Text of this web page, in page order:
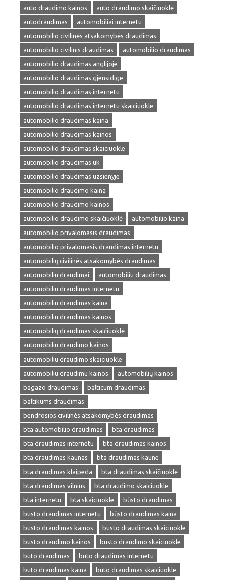
auto draudimo kainos
auto draudimo skaičiuoklė
autodraudimas
automobiliai internetu
automobilio civilinės atsakomybės draudimas
automobilio civilinis draudimas
automobilio draudimas
automobilio draudimas anglijoje
automobilio draudimas gjensidige
automobilio draudimas internetu
automobilio draudimas internetu skaiciuokle
automobilio draudimas kaina
automobilio draudimas kainos
automobilio draudimas skaiciuokle
automobilio draudimas uk
automobilio draudimas uzsienyje
automobilio draudimo kaina
automobilio draudimo kainos
automobilio draudimo skaičiuoklė
automobilio kaina
automobilio privalomasis draudimas
automobilio privalomasis draudimas internetu
automobilių civilinės atsakomybės draudimas
automobiliu draudimai
automobiliu draudimas
automobiliu draudimas internetu
automobiliu draudimas kaina
automobiliu draudimas kainos
automobilių draudimas skaičiuoklė
automobiliu draudimo kainos
automobiliu draudimo skaiciuokle
automobiliu draudimu kainos
automobilių kainos
bagazo draudimas
balticum draudimas
baltikums draudimas
bendrosios civilinės atsakomybės draudimas
bta automobilio draudimas
bta draudimas
bta draudimas internetu
bta draudimas kainos
bta draudimas kaunas
bta draudimas kaune
bta draudimas klaipeda
bta draudimas skaičiuoklė
bta draudimas vilnius
bta draudimo skaiciuokle
bta internetu
bta skaiciuokle
būsto draudimas
busto draudimas internetu
būsto draudimas kaina
busto draudimas kainos
busto draudimas skaiciuokle
busto draudimo kainos
busto draudimo skaiciuokle
buto draudimas
buto draudimas internetu
buto draudimas kaina
buto draudimas skaiciuokle